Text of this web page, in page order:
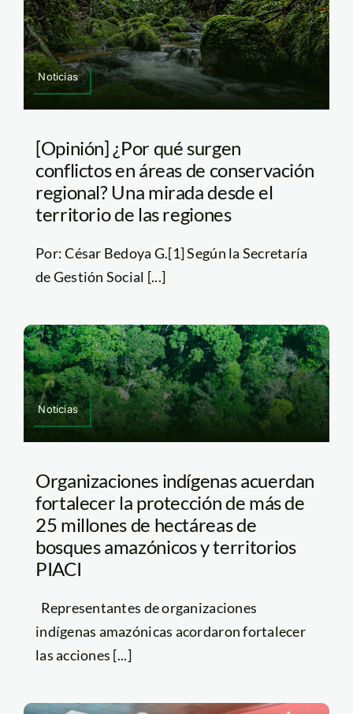
Noticias
[Opinión] ¿Por qué surgen
conflictos en áreas de conservación
regional? Una mirada desde el
territorio de las regiones
Por: César Bedoya G.[1] Según la Secretaría
de Gestión Social [...]
Noticias
Organizaciones indígenas acuerdan
fortalecer la protección de más de
25 millones de hectáreas de
bosques amazónicos y territorios
PIACI
Representantes de organizaciones
indígenas amazónicas acordaron fortalecer
las acciones [...]